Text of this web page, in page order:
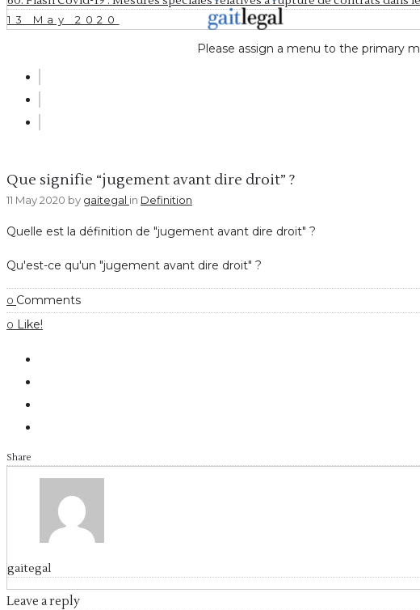
Please assign a menu to the primary
13 May 2020
Que signifie “jugement avant dire droit” ?
11 May 2020 by gaitegal in Definition
Quelle est la définition de "jugement avant dire droit" ?
Qu'est-ce qu'un "jugement avant dire droit" ?
0 Comments
0 Like!
Share
gaitegal
Leave a reply